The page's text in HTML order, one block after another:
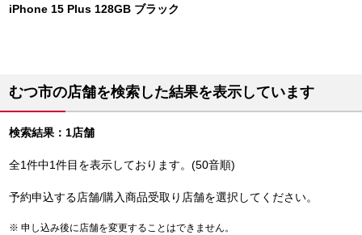
iPhone 15 Plus 128GB ブラック
むつ市の店舗を検索した結果を表示しています
検索結果：1店舗
全1件中1件目を表示しております。(50音順)
予約申込する店舗/購入商品受取り店舗を選択してください。
申し込み後に店舗を変更することはできません。